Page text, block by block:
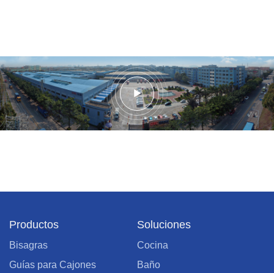
Productos
Bisagras
Guías para Cajones
Soluciones
Cocina
Baño